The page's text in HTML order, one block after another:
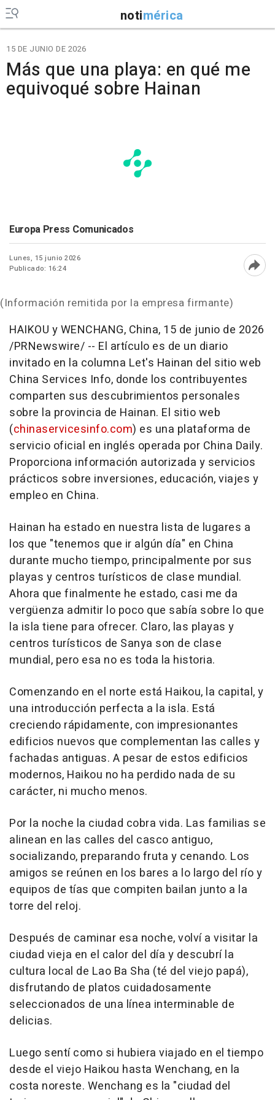
notimérica
15 DE JUNIO DE 2026
Más que una playa: en qué me
equivoqué sobre Hainan
Europa Press Comunicados
Lunes, 15 junio 2026
Publicado: 16:24
(Información remitida por la empresa firmante)
HAIKOU y WENCHANG, China, 15 de junio de 2026
/PRNewswire/ -- El artículo es de un diario
invitado en la columna Let's Hainan del sitio web
China Services Info, donde los contribuyentes
comparten sus descubrimientos personales
sobre la provincia de Hainan. El sitio web
(chinaservicesinfo.com) es una plataforma de
servicio oficial en inglés operada por China Daily.
Proporciona información autorizada y servicios
prácticos sobre inversiones, educación, viajes y
empleo en China.
Hainan ha estado en nuestra lista de lugares a
los que "tenemos que ir algún día" en China
durante mucho tiempo, principalmente por sus
playas y centros turísticos de clase mundial.
Ahora que finalmente he estado, casi me da
vergüenza admitir lo poco que sabía sobre lo que
la isla tiene para ofrecer. Claro, las playas y
centros turísticos de Sanya son de clase
mundial, pero esa no es toda la historia.
Comenzando en el norte está Haikou, la capital, y
una introducción perfecta a la isla. Está
creciendo rápidamente, con impresionantes
edificios nuevos que complementan las calles y
fachadas antiguas. A pesar de estos edificios
modernos, Haikou no ha perdido nada de su
carácter, ni mucho menos.
Por la noche la ciudad cobra vida. Las familias se
alinean en las calles del casco antiguo,
socializando, preparando fruta y cenando. Los
amigos se reúnen en los bares a lo largo del río y
equipos de tías que compiten bailan junto a la
torre del reloj.
Después de caminar esa noche, volví a visitar la
ciudad vieja en el calor del día y descubrí la
cultura local de Lao Ba Sha (té del viejo papá),
disfrutando de platos cuidadosamente
seleccionados de una línea interminable de
delicias.
Luego sentí como si hubiera viajado en el tiempo
desde el viejo Haikou hasta Wenchang, en la
costa noreste. Wenchang es la "ciudad del